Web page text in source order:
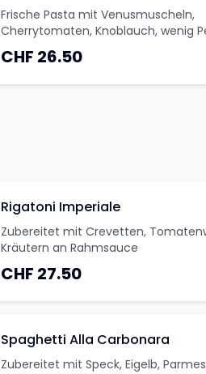
Frische Pasta mit Venusmuscheln,
Cherrytomaten, Knoblauch, wenig
Olivenöl und Kräutern
CHF 26.50
Rigatoni Imperiale
Zubereitet mit Crevetten,
Kräutern an Rahmsauce
CHF 27.50
Spaghetti Alla Carbonara
Zubereitet mit Speck, Eigelb,